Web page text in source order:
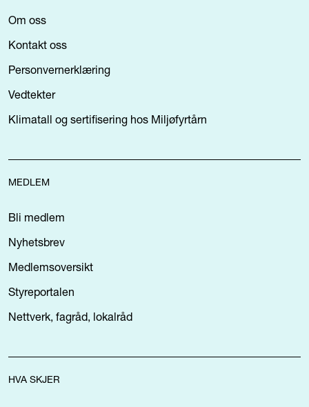
Om oss
Kontakt oss
Personvernerklæring
Vedtekter
Klimatall og sertifisering hos Miljøfyrtårn
MEDLEM
Bli medlem
Nyhetsbrev
Medlemsoversikt
Styreportalen
Nettverk, fagråd, lokalråd
HVA SKJER